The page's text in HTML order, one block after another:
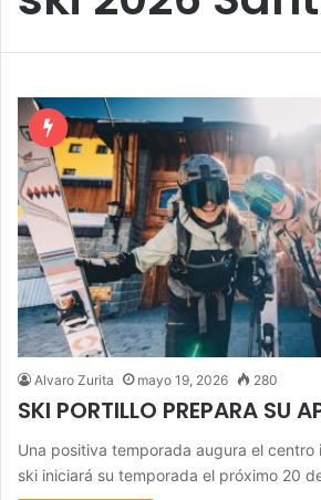
Alvaro Zurita mayo 19, 2026 280
SKI PORTILLO PREPARA SU
Una positiva temporada augura el
ski iniciará su temporada el próximo 20